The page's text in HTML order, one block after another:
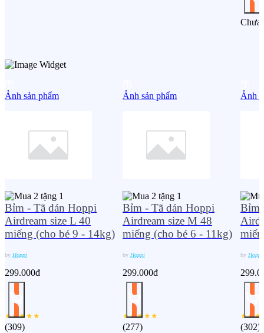
Chưa
Ảnh sản phẩm
Bỉm - Tã dán Hoppi
Airdream size L 40
miếng (cho bé 9 - 14kg)
by Hoppi
299.000đ
(309)
Ảnh sản phẩm
Bỉm - Tã dán Hoppi
Airdream size M 48
miếng (cho bé 6 - 11kg)
by Hoppi
299.000đ
(277)
Ảnh
Bỉm
by Hoppi
(302)